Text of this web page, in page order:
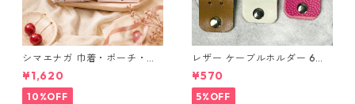
シマエナガ 巾着・ポーチ・ミ
ニポーチ(カード収納にも) ３
点セット さくらんぼ柄×淡いピ
ンク
¥1,620
10%OFF
レザー ケーブルホルダー 6個
セット
¥570
5%OFF